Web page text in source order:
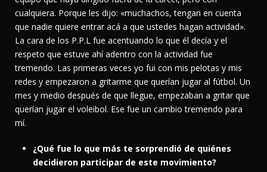
cualquiera. Porque les dijo: «muchachos, tengan en cuenta
que nadie quiere entrar acá a que ustedes hagan actividad».
La cara de los P.P.L fue acentuando lo que él decía y el
respeto que estuve ahí adentro con la actividad fue
tremendo. Las primeras veces yo fui con mis pelotas y mis
redes y empezaron a gritarme que querían jugar al fútbol. Un
mes y medio después de que llegue, empezaban a gritar que
querían jugar el voleibol. Ese fue un cambio tremendo para
mí.
¿Qué fue lo que más te sorprendió de quiénes
decidieron participar de este movimiento?